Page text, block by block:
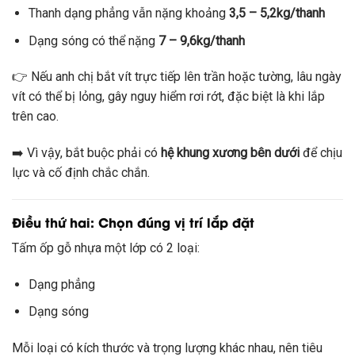
Thanh dạng phẳng vẫn nặng khoảng 3,5 – 5,2kg/thanh
Dạng sóng có thể nặng 7 – 9,6kg/thanh
👉 Nếu anh chị bắt vít trực tiếp lên trần hoặc tường, lâu ngày
vít có thể bị lỏng, gây nguy hiểm rơi rớt, đặc biệt là khi lắp
trên cao.
➡️ Vì vậy, bắt buộc phải có hệ khung xương bên dưới để chịu
lực và cố định chắc chắn.
Điều thứ hai: Chọn đúng vị trí lắp đặt
Tấm ốp gỗ nhựa một lớp có 2 loại:
Dạng phẳng
Dạng sóng
Mỗi loại có kích thước và trọng lượng khác nhau, nên tiêu